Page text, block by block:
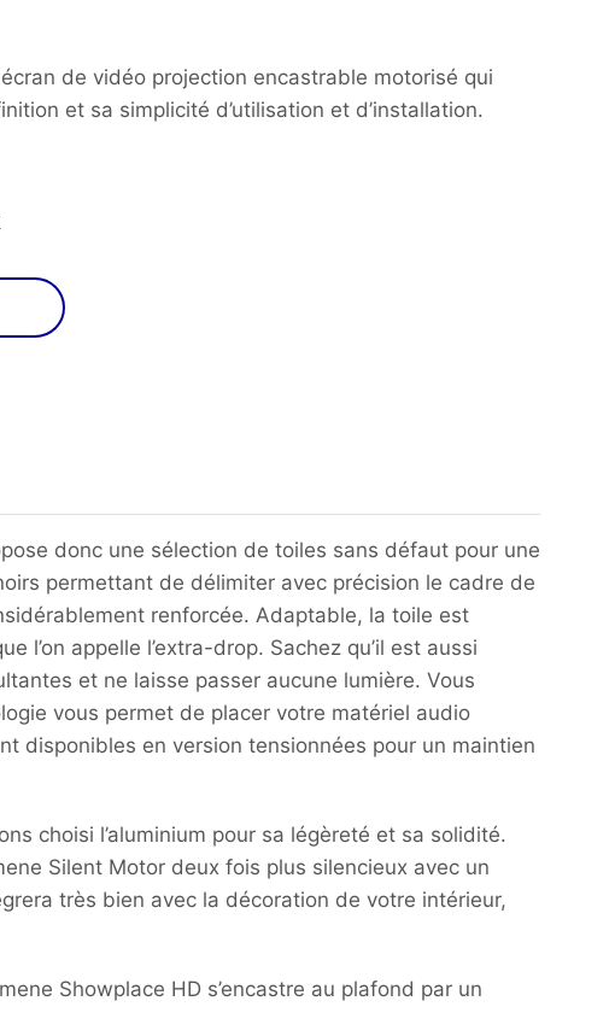
1
199,00€
de vidéo projection encastrable motorisé qui
et sa simplicité d’utilisation et d’installation.
donc une sélection de toiles sans défaut pour une
permettant de délimiter avec précision le cadre de
renforcée. Adaptable, la toile est
l’on appelle l’extra-drop. Sachez qu’il est aussi
et ne laisse passer aucune lumière. Vous
vous permet de placer votre matériel audio
disponibles en version tensionnées pour un maintien
choisi l’aluminium pour sa légèreté et sa solidité.
Silent Motor deux fois plus silencieux avec un
très bien avec la décoration de votre intérieur,
Showplace HD s’encastre au plafond par un